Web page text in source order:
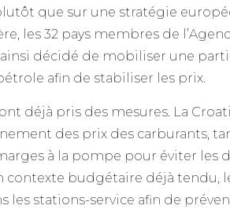
que sur une stratégie
les 32 pays membres de
décidé de mobiliser une
afin de stabiliser les prix.
déjà pris des mesures. La
des prix des carburants,
à la pompe pour éviter les
contexte budgétaire déjà tendu,
les stations-service afin de